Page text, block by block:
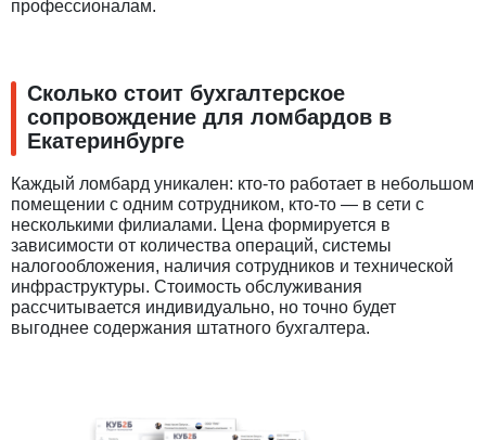
профессионалам.
Сколько стоит бухгалтерское
сопровождение для ломбардов в
Екатеринбурге
Каждый ломбард уникален: кто-то работает в небольшом
помещении с одним сотрудником, кто-то — в сети с
несколькими филиалами. Цена формируется в
зависимости от количества операций, системы
налогообложения, наличия сотрудников и технической
инфраструктуры. Стоимость обслуживания
рассчитывается индивидуально, но точно будет
выгоднее содержания штатного бухгалтера.